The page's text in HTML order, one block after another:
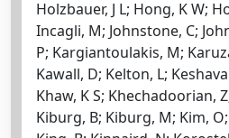
Holzbauer, J L; Hong, K W;
Incagli, M; Johnstone, C;
P; Kargiantoulakis, M;
Kawall, D; Kelton, L;
Khaw, K S; Khechadoorian,
Kiburg, B; Kiburg, M; Kim, O;